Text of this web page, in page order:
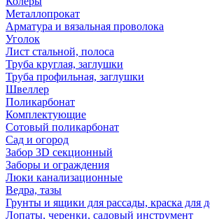
Металлопрокат
Арматура и вязальная проволока
Уголок
Лист стальной, полоса
Труба круглая, заглушки
Труба профильная, заглушки
Швеллер
Поликарбонат
Комплектующие
Сотовый поликарбонат
Сад и огород
Забор 3D секционный
Заборы и ограждения
Люки канализационные
Ведра, тазы
Грунты и ящики для рассады, краска для
Лопаты, черенки, садовый инструмент